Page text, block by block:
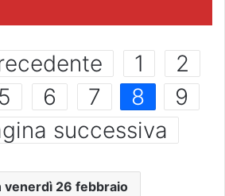
1
2
5 6 7 8
9
successiva
venerdì 26 febbraio